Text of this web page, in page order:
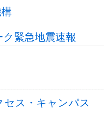
緊急地震速報
セス・キャンパス